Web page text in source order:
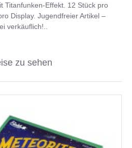
Titanfunken-Effekt. 12 Stück pro
Display. Jugendfreier Artikel –
verkäuflich!..
zu sehen